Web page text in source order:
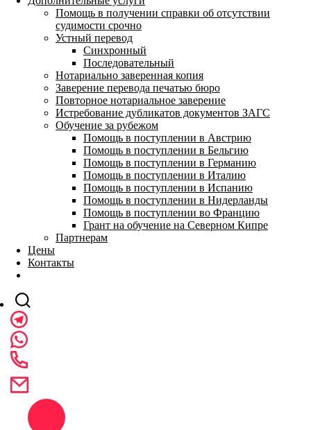
Помощь в получении справки об отсутствии
судимости срочно
Устный перевод
Синхронный
Последовательный
Нотариально заверенная копия
Заверение перевода печатью бюро
Повторное нотариальное заверение
Истребование дубликатов документов ЗАГС
Обучение за рубежом
Помощь в поступлении в Австрию
Помощь в поступлении в Бельгию
Помощь в поступлении в Германию
Помощь в поступлении в Италию
Помощь в поступлении в Испанию
Помощь в поступлении в Нидерланды
Помощь в поступлении во Францию
Грант на обучение на Северном Кипре
Партнерам
Цены
Контакты